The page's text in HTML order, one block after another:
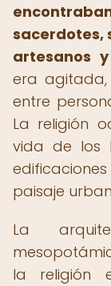
sacerdotes,
artesanos
era
entre
La religión
vida de los
paisaje
La
la religión